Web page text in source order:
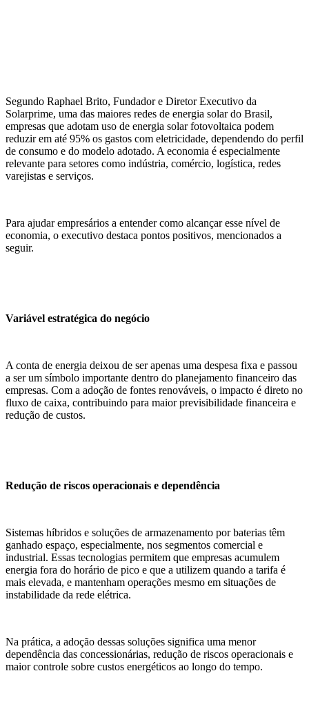
Segundo Raphael Brito, Fundador e Diretor Executivo da
Solarprime, uma das maiores redes de energia solar do Brasil,
empresas que adotam uso de energia solar fotovoltaica podem
reduzir em até 95% os gastos com eletricidade, dependendo do perfil
de consumo e do modelo adotado. A economia é especialmente
relevante para setores como indústria, comércio, logística, redes
varejistas e serviços.
Para ajudar empresários a entender como alcançar esse nível de
economia, o executivo destaca pontos positivos, mencionados a
seguir.
Variável estratégica do negócio
A conta de energia deixou de ser apenas uma despesa fixa e passou
a ser um símbolo importante dentro do planejamento financeiro das
empresas. Com a adoção de fontes renováveis, o impacto é direto no
fluxo de caixa, contribuindo para maior previsibilidade financeira e
redução de custos.
Redução de riscos operacionais e dependência
Sistemas híbridos e soluções de armazenamento por baterias têm
ganhado espaço, especialmente, nos segmentos comercial e
industrial. Essas tecnologias permitem que empresas acumulem
energia fora do horário de pico e que a utilizem quando a tarifa é
mais elevada, e mantenham operações mesmo em situações de
instabilidade da rede elétrica.
Na prática, a adoção dessas soluções significa uma menor
dependência das concessionárias, redução de riscos operacionais e
maior controle sobre custos energéticos ao longo do tempo.